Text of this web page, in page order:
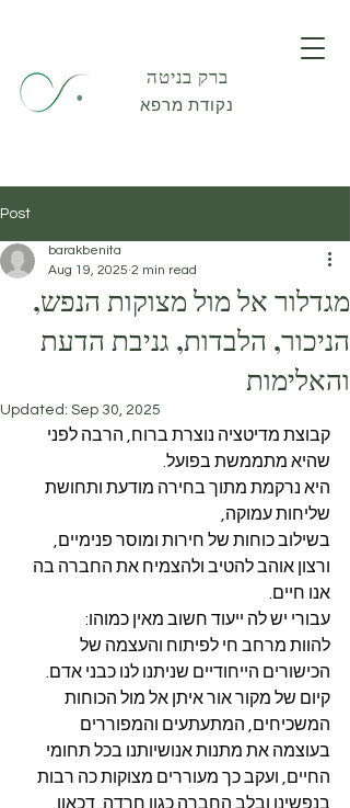
נקודת מרפא
ברק בניטה
Post
מגדלור אל מול מצוקות הנפש,
הניכור, הלבדות, גניבת הדעת
והאלימות
barakbenita
Aug 19, 2025 2 min read
Updated: Sep 30, 2025
קבוצת מדיטציה נוצרת ברוח, הרבה לפני
שהיא מתממשת בפועל.
היא נרקמת מתוך בחירה מודעת ותחושת
שליחות עמוקה,
בשילוב כוחות של חירות ומוסר פנימיים,
ורצון אוהב להטיב ולהצמיח את החברה בה
אנו חיים.
עבורי יש לה ייעוד חשוב מאין כמוהו:
להוות מרחב חי לפיתוח והעצמה של
הכישורים הייחודיים שניתנו לנו כבני אדם.
קיום של מקור אור איתן אל מול הכוחות
המשכיחים, המתעתעים והמפוררים
בעוצמה את מתנות אנושיותנו בכל תחומי
החיים, ועקב כך מעוררים מצוקות כה רבות
בנפשינו ובלב החברה כגון חרדה, דכאון,